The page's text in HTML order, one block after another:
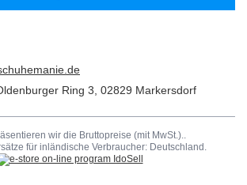
Ring 3 02829 Markersdorf
wir die Bruttopreise (mit MwSt.)..
für inländische Verbraucher: Deutschland .